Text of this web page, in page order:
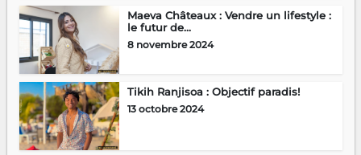
Maeva Châteaux : Vendre un lifestyle :
le futur de...
8 novembre 2024
Tikih Ranjisoa : Objectif paradis!
13 octobre 2024